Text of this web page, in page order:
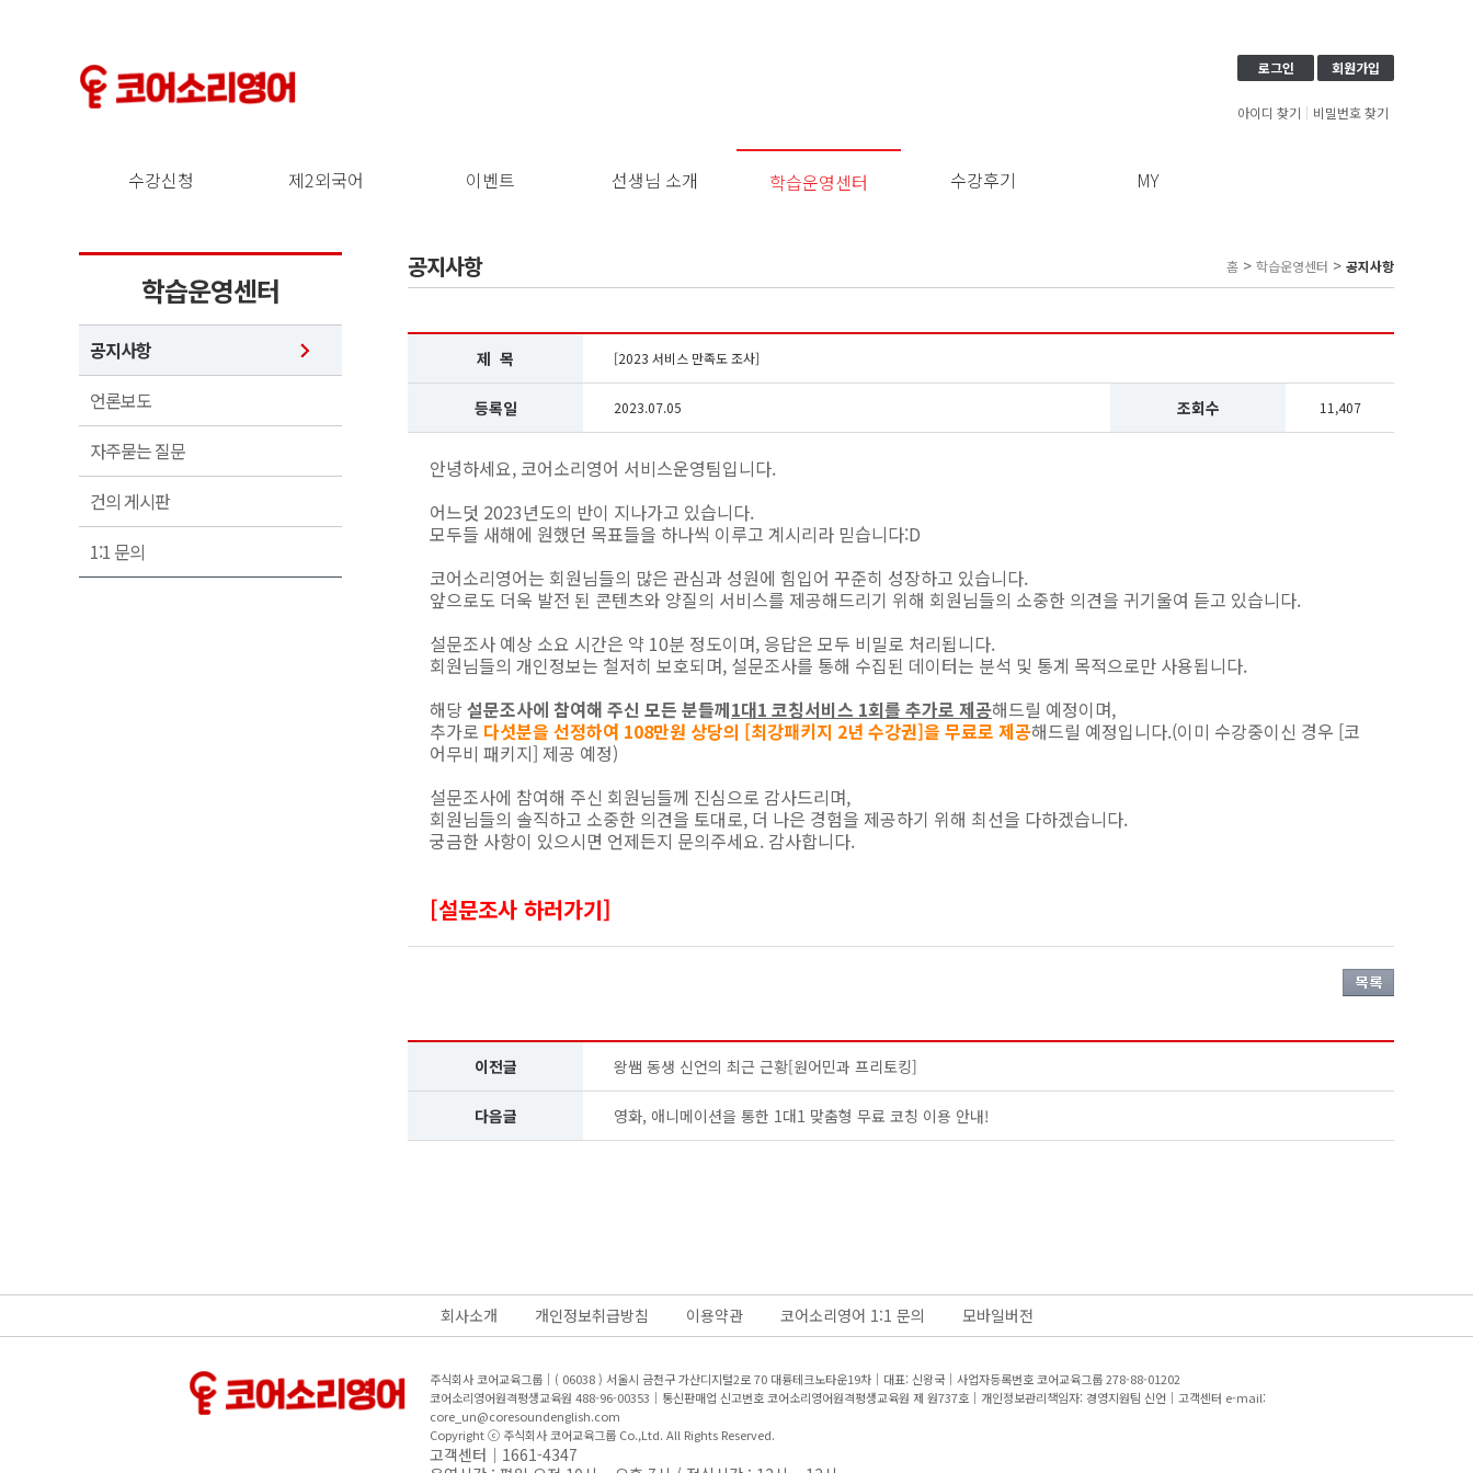
로그인 회원가입
아이디 찾기 비밀번호 찾기
수강신청 제2외국어 이벤트 선생님 소개 학습운영센터 수강후기
MY
관
기
인
학습운영센터
공지사항
언론보도
자주묻는 질문
건의 게시판
1:1 문의
공지사항 홈 > 학습운영센터 > 공지사항
제 목 [2023 서비스 만족도 조사]
등록일 2023.07.05 조회수 11,407
안녕하세요, 코어소리영어 서비스운영팀입니다.
어느덧 2023년도의 반이 지나가고 있습니다.
모두들 새해에 원했던 목표들을 하나씩 이루고 계시리라 믿습니다:D
코어소리영어는 회원님들의 많은 관심과 성원에 힘입어 꾸준히 성장하고 있습니다.
앞으로도 더욱 발전 된 콘텐츠와 양질의 서비스를 제공해드리기 위해 회원님들의 소중한 의견을 귀기울여 듣고 있습니다.
설문조사 예상 소요 시간은 약 10분 정도이며, 응답은 모두 비밀로 처리됩니다.
회원님들의 개인정보는 철저히 보호되며, 설문조사를 통해 수집된 데이터는 분석 및 통계 목적으로만 사용됩니다.
해당 설문조사에 참여해 주신 모든 분들께1대1 코칭서비스 1회를 추가로 제공해드릴 예정이며,
추가로 다섯분을 선정하여 108만원 상당의 [최강패키지 2년 수강권]을 무료로 제공해드릴 예정입니다.(이미 수강중이신 경우 [코
어무비 패키지] 제공 예정)
설문조사에 참여해 주신 회원님들께 진심으로 감사드리며,
회원님들의 솔직하고 소중한 의견을 토대로, 더 나은 경험을 제공하기 위해 최선을 다하겠습니다.
궁금한 사항이 있으시면 언제든지 문의주세요. 감사합니다.
[설문조사 하러가기]
이전글 왕쌤 동생 신언의 최근 근황[원어민과 프리토킹]
다음글 영화, 애니메이션을 통한 1대1 맞춤형 무료 코칭 이용 안내!
회사소개 개인정보취급방침 이용약관 코어소리영어 1:1 문의 모바일버전
주식회사 코어교육그룹｜( 06038 ) 서울시 금천구 가산디지털2로 70 대륭테크노타운19차｜대표: 신왕국｜ 사업자등록번호 코어교육그룹 278-88-01202
코어소리영어원격평생교육원 488-96-00353｜통신판매업 신고번호 코어소리영어원격평생교육원 제 원737호｜개인정보관리책임자: 경영지원팀 신언｜고객센터 e-mail:
core_un@coresoundenglish.com
Copyright ⓒ 주식회사 코어교육그룹 Co.,Ltd. All Rights Reserved.
고객센터｜1661-4347